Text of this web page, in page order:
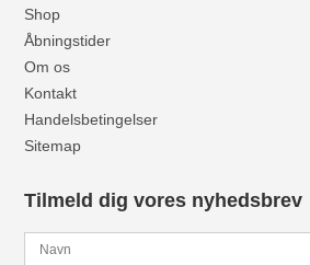
Shop
Åbningstider
Om os
Kontakt
Handelsbetingelser
Sitemap
Tilmeld dig vores nyhedsbrev